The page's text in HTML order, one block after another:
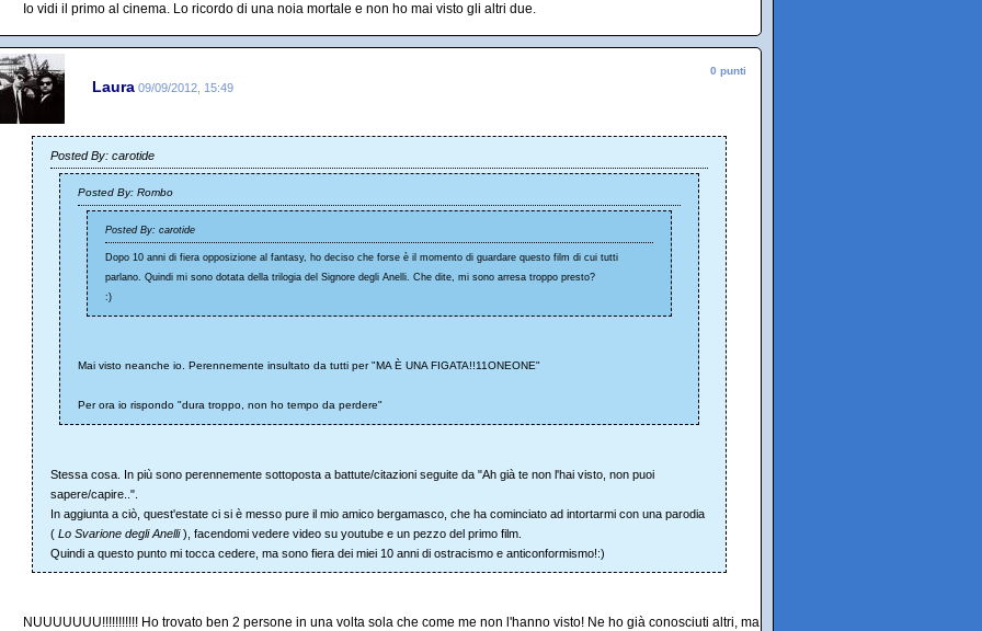
Io vidi il primo al cinema. Lo ricordo di una noia mortale e non ho mai visto gli altri due.
Laura 09/09/2012, 15:49
0 punti
Posted By: carotide
Posted By: Rombo
Posted By: carotide
Dopo 10 anni di fiera opposizione al fantasy, ho deciso che forse è il momento di guardare questo film di cui tutti
parlano. Quindi mi sono dotata della trilogia del Signore degli Anelli. Che dite, mi sono arresa troppo presto?
:)
Mai visto neanche io. Perennemente insultato da tutti per "MA È UNA FIGATA!!11ONEONE"
Per ora io rispondo "dura troppo, non ho tempo da perdere"
Stessa cosa. In più sono perennemente sottoposta a battute/citazioni seguite da "Ah già te non l'hai visto, non puoi
sapere/capire..".
In aggiunta a ciò, quest'estate ci si è messo pure il mio amico bergamasco, che ha cominciato ad intortarmi con una parodia
( Lo Svarione degli Anelli), facendomi vedere video su youtube e un pezzo del primo film.
Quindi a questo punto mi tocca cedere, ma sono fiera dei miei 10 anni di ostracismo e anticonformismo!:)
NUUUUUUU!!!!!!!!!!! Ho trovato ben 2 persone in una volta sola che come me non l'hanno visto! Ne ho già conosciuti altri, ma